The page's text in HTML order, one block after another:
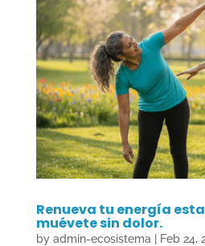
Renueva tu energía
muévete sin dolor.
by admin-ecosistema Feb 24,